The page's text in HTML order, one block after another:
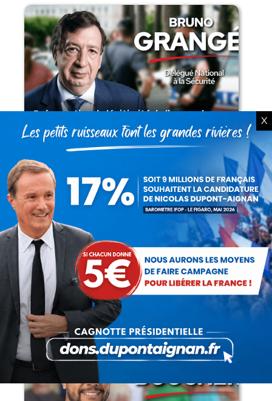
Présomption de légitimité de l’usage des
armes par les forces de l’ordre
Lorsque tout flambe et que l’État
s’affaisse.
X